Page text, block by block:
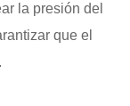
la presión del
que el